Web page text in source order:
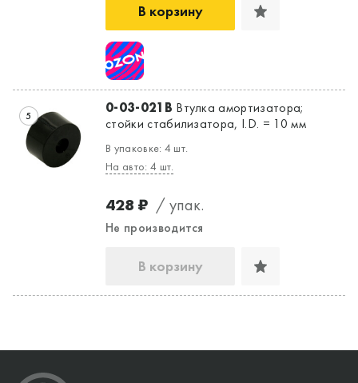
В корзину
5 0-03-021B Втулка амортизатора;
стойки стабилизатора, I.D. = 10 мм
В упаковке: 4 шт.
На авто: 4 шт.
428 ₽ / упак.
Не производится
В корзину